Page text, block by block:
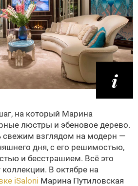
на который Марина
люстры и эбеновое дерево.
свежим взглядом на модерн —
дня, с его решимостью,
и бесстрашием. Всё это
В октябре на
iSaloni Марина Путиловская